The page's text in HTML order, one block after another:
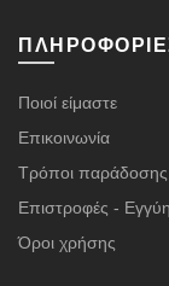
Ποιοί είμαστε
Επικοινωνία
Τρόποι
Επιστροφές -
Όροι χρήσης